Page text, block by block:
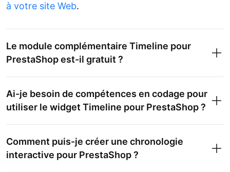
à votre site Web.
Le module complémentaire Timeline pour
PrestaShop est-il gratuit ?
Ai-je besoin de compétences en codage pour
utiliser le widget Timeline pour PrestaShop ?
Comment puis-je créer une chronologie
interactive pour PrestaShop ?